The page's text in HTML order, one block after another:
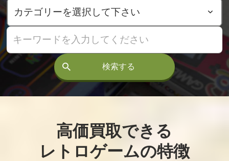
険島4
買取価格
43,000
ュラ
36,000
買取価格
35,000
買取価格
35,000
買取価格
35,000
買取価格
32,000
検索する
高価買取できる
レトロゲームの特徴